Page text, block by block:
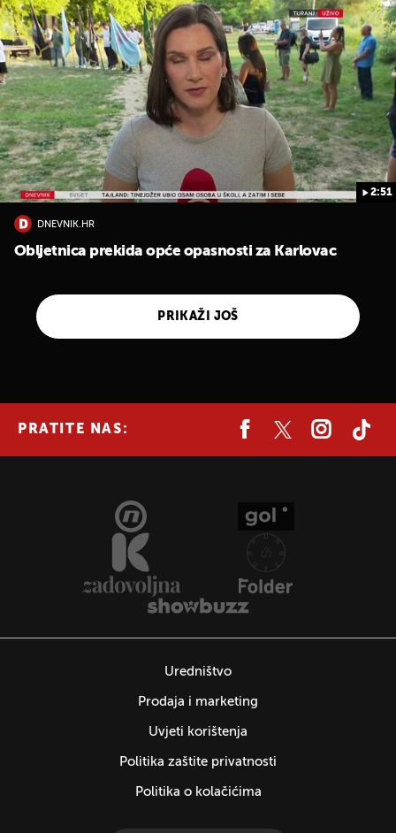
2:51
DNEVNIK.HR
Obljetnica prekida opće opasnosti za Karlovac
PRIKAŽI JOŠ
PRATITE NAS:
Uredništvo
Prodaja i marketing
Uvjeti korištenja
Politika zaštite privatnosti
Politika o kolačićima